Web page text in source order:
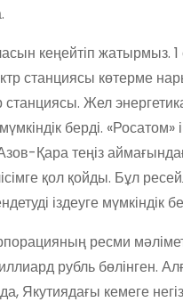
кеңейтіп жатырмыз.
станциясы көтерме
станциясы. Жел
берді. «Росатом»
Қара теңіз
қол қойды. Бұл
іздеуге мүмкіндік
ресми
рубль бөлінген.
Якутиядағы кемеге